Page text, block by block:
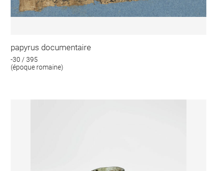
papyrus documentaire
-30 / 395
(époque romaine)